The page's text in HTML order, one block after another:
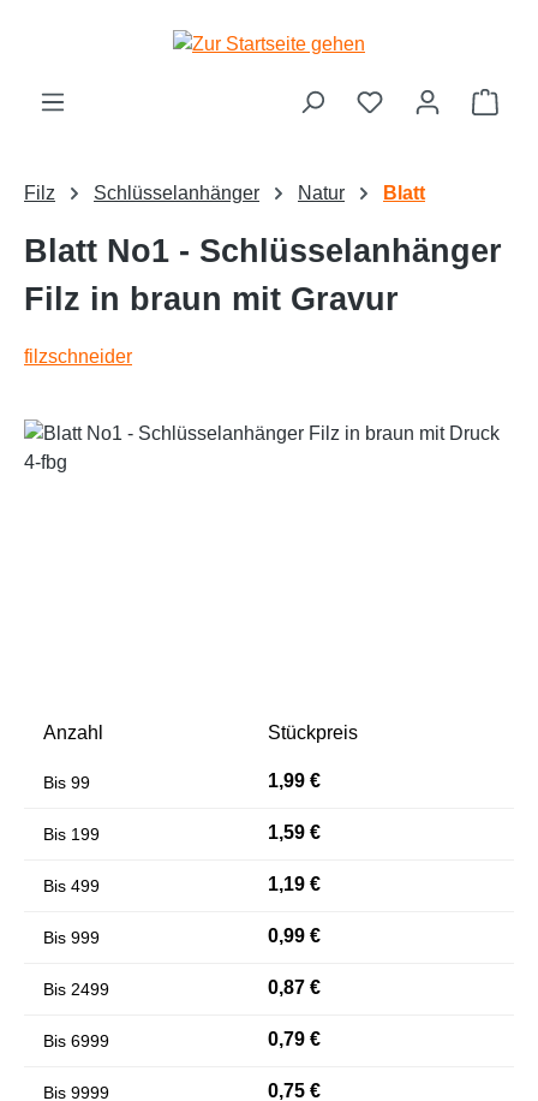
Filz Schlüsselanhänger Natur Blatt
Blatt No1 - Schlüsselanhänger
Filz in braun mit Gravur
filzschneider
Bildergalerie überspringen
Anzahl Stückpreis
Bis 99 1,99 €
Bis 199 1,59 €
Bis 499 1,19 €
Bis 999 0,99 €
Bis 2499 0,87 €
Bis 6999 0,79 €
Bis 9999 0,75 €